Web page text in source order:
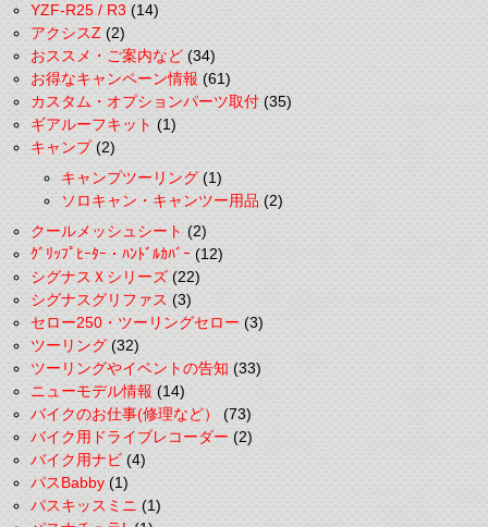
YZF-R25 / R3(14)
アクシスZ(2)
おススメ・ご案内など(34)
お得なキャンペーン情報(61)
カスタム・オプションパーツ取付(35)
ギアルーフキット(1)
キャンプ(2)
キャンプツーリング(1)
ソロキャン・キャンツー用品(2)
クールメッシュシート(2)
ｸﾞﾘｯﾌﾟﾋｰﾀｰ・ﾊﾝﾄﾞﾙｶﾊﾞｰ(12)
シグナスＸシリーズ(22)
シグナスグリファス(3)
セロー250・ツーリングセロー(3)
ツーリング(32)
ツーリングやイベントの告知(33)
ニューモデル情報(14)
バイクのお仕事(修理など）(73)
バイク用ドライブレコーダー(2)
バイク用ナビ(4)
パスBabby(1)
パスキッスミニ(1)